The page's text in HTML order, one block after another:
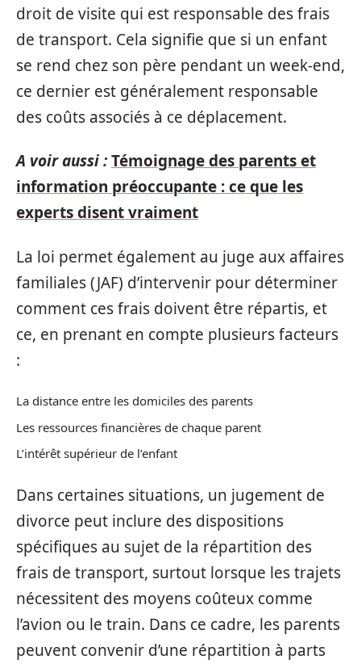
droit de visite qui est responsable des frais
de transport. Cela signifie que si un enfant
se rend chez son père pendant un week-end,
ce dernier est généralement responsable
des coûts associés à ce déplacement.
A voir aussi :Témoignage des parents et
information préoccupante : ce que les
experts disent vraiment
La loi permet également au juge aux affaires
familiales (JAF) d’intervenir pour déterminer
comment ces frais doivent être répartis, et
ce, en prenant en compte plusieurs facteurs
:
La distance entre les domiciles des parents
Les ressources financières de chaque parent
L’intérêt supérieur de l’enfant
Dans certaines situations, un jugement de
divorce peut inclure des dispositions
spécifiques au sujet de la répartition des
frais de transport, surtout lorsque les trajets
nécessitent des moyens coûteux comme
l’avion ou le train. Dans ce cadre, les parents
peuvent convenir d’une répartition à parts